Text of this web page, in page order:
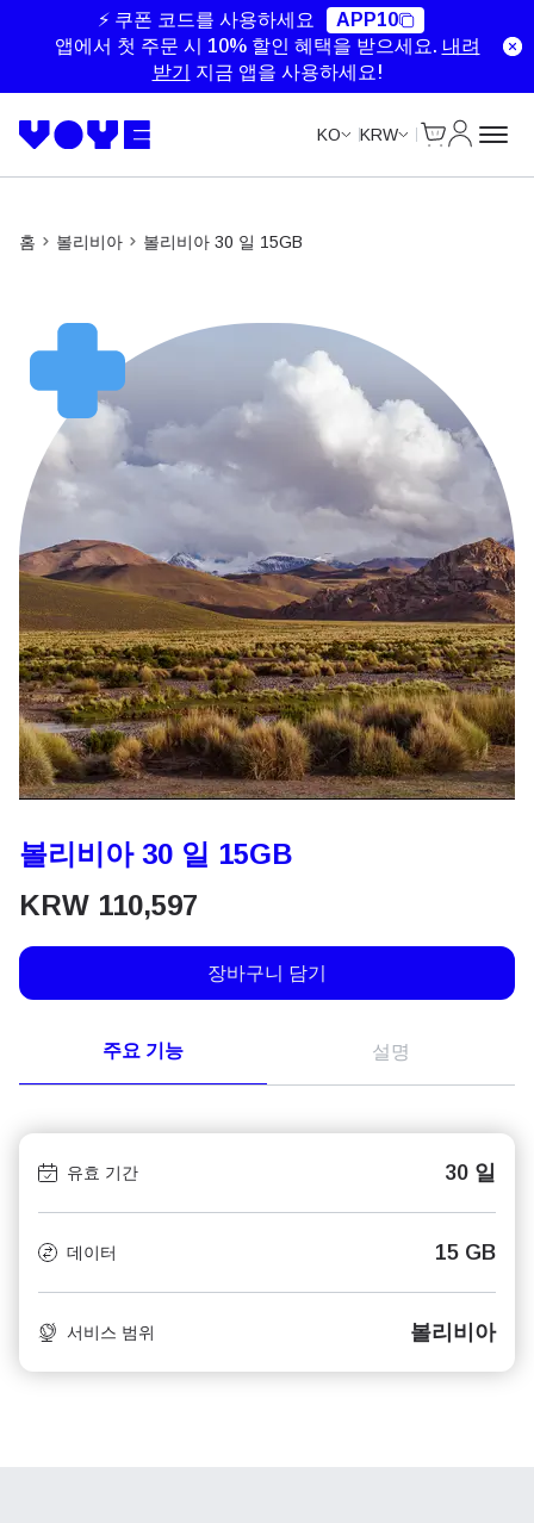
⚡ 쿠폰 코드를 사용하세요
APP10
앱에서 첫 주문 시 10% 할인 혜택을 받으세요. 내려
받기
지금 앱을 사용하세요!
KO KRW
홈 볼리비아 볼리비아 30 일 15GB
볼리비아 30 일 15GB
KRW 110,597
장바구니 담기
주요 기능 설명
유효 기간 30 일
데이터 15 GB
서비스 범위 볼리비아